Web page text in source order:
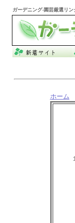
ガーデニング-園芸厳選リ
ホーム